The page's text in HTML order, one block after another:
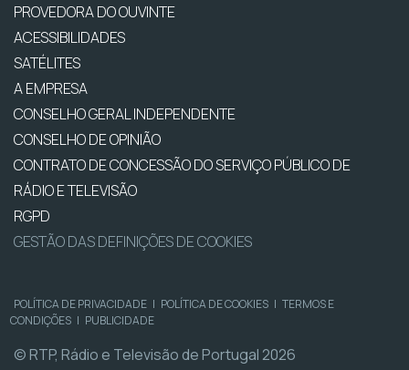
PROVEDORA DO OUVINTE
ACESSIBILIDADES
SATÉLITES
A EMPRESA
CONSELHO GERAL INDEPENDENTE
CONSELHO DE OPINIÃO
CONTRATO DE CONCESSÃO DO SERVIÇO PÚBLICO DE
RÁDIO E TELEVISÃO
RGPD
GESTÃO DAS DEFINIÇÕES DE COOKIES
POLÍTICA DE PRIVACIDADE | POLÍTICA DE COOKIES | TERMOS E
CONDIÇÕES | PUBLICIDADE
© RTP, Rádio e Televisão de Portugal 2026